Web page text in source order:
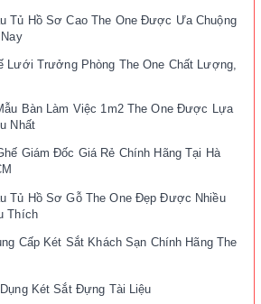
Tủ Hồ Sơ Cao The One Được Ưa Chuộng
Lưới Trưởng Phòng The One Chất Lượng,
Bàn Làm Việc 1m2 The One Được Lựa
Nhất
Giám Đốc Giá Rẻ Chính Hãng Tại Hà
Tủ Hồ Sơ Gỗ The One Đẹp Được Nhiều
Thích
Cấp Két Sắt Khách Sạn Chính Hãng The
Dụng Két Sắt Đựng Tài Liệu